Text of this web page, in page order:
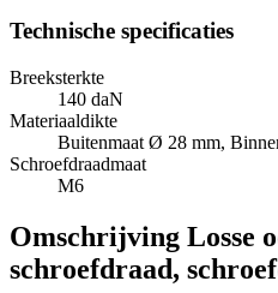
Technische specificaties
Breeksterkte
140 daN
Materiaaldikte
Buitenmaat Ø 28 mm,
Schroefdraadmaat
M6
Omschrijving Losse
schroefdraad,